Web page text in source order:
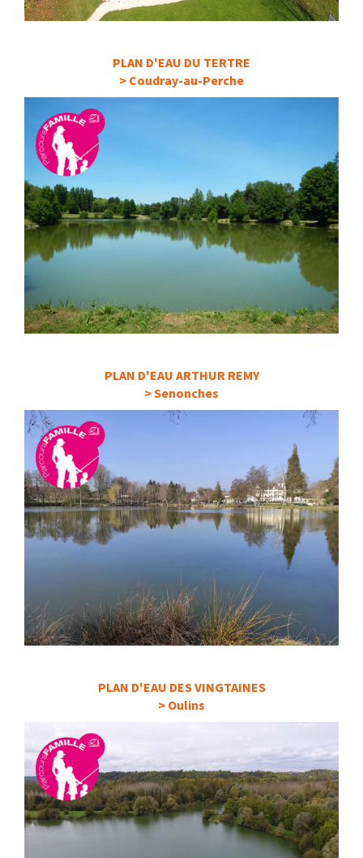
PLAN D'EAU DU TERTRE
> Coudray-au-Perche
PLAN D'EAU ARTHUR REMY
> Senonches
PLAN D'EAU DES VINGTAINES
> Oulins